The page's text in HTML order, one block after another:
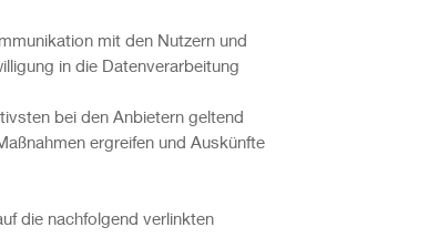
mit den Nutzern und
in die Datenverarbeitung
bei den Anbietern geltend
ergreifen und Auskünfte
die nachfolgend verlinkten